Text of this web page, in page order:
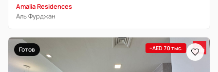
Amalia Residences
Аль Фурджан
Готов −AED 70 тыс.